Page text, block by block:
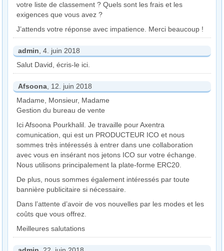
votre liste de classement ? Quels sont les frais et les
exigences que vous avez ?
J’attends votre réponse avec impatience. Merci beaucoup !
admin , 4. juin 2018
Salut David, écris-le ici.
Afsoona , 12. juin 2018
Madame, Monsieur, Madame
Gestion du bureau de vente
Ici Afsoona Pourkhalil. Je travaille pour Axentra
comunication, qui est un PRODUCTEUR ICO et nous
sommes très intéressés à entrer dans une collaboration
avec vous en insérant nos jetons ICO sur votre échange.
Nous utilisons principalement la plate-forme ERC20.
De plus, nous sommes également intéressés par toute
bannière publicitaire si nécessaire.
Dans l’attente d’avoir de vos nouvelles par les modes et les
coûts que vous offrez.
Meilleures salutations